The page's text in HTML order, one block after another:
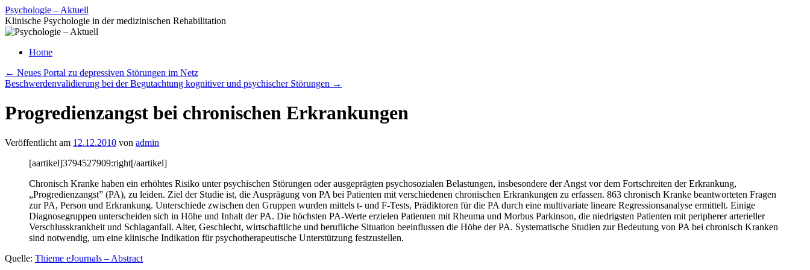
Zum
Inhalt
springen
Psychologie – Aktuell
Klinische Psychologie in der medizinischen Rehabilitation
Home
← Neues Portal zu depressiven Störungen im Netz
Beschwerdenvalidierung bei der Begutachtung kognitiver und psychischer Störungen →
Progredienzangst bei chronischen Erkrankungen
Veröffentlicht am 12.12.2010 von admin
[aartikel]3794527909:right[/aartikel]
Chronisch Kranke haben ein erhöhtes Risiko unter psychischen Störungen oder ausgeprägten psychosozialen Belastungen, insbesondere der Angst vor dem Fortschreiten der Erkrankung,
„Progredienzangst” (PA), zu leiden. Ziel der Studie ist, die Ausprägung von PA bei Patienten mit verschiedenen chronischen Erkrankungen zu erfassen. 863 chronisch Kranke beantworteten Fragen
zur PA, Person und Erkrankung. Unterschiede zwischen den Gruppen wurden mittels t- und F-Tests, Prädiktoren für die PA durch eine multivariate lineare Regressionsanalyse ermittelt. Einige
Diagnosegruppen unterscheiden sich in Höhe und Inhalt der PA. Die höchsten PA-Werte erzielen Patienten mit Rheuma und Morbus Parkinson, die niedrigsten Patienten mit peripherer arterieller
Verschlusskrankheit und Schlaganfall. Alter, Geschlecht, wirtschaftliche und berufliche Situation beeinflussen die Höhe der PA. Systematische Studien zur Bedeutung von PA bei chronisch Kranken
sind notwendig, um eine klinische Indikation für psychotherapeutische Unterstützung festzustellen.
Quelle: Thieme eJournals – Abstract